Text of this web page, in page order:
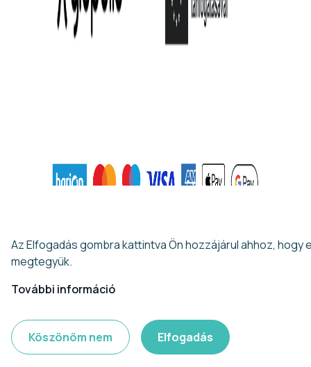
Az Elfogadás gombra kattintva Ön hozzájárul ahhoz, hogy
megtegyük.
További információ
Elfogadás
Köszönöm nem